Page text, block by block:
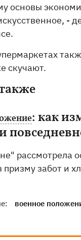
основы
-
скучают.
: как
рассмотрела
призму забот и
военное